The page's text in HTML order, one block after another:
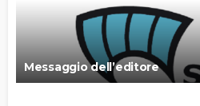
Messaggio dell’editore